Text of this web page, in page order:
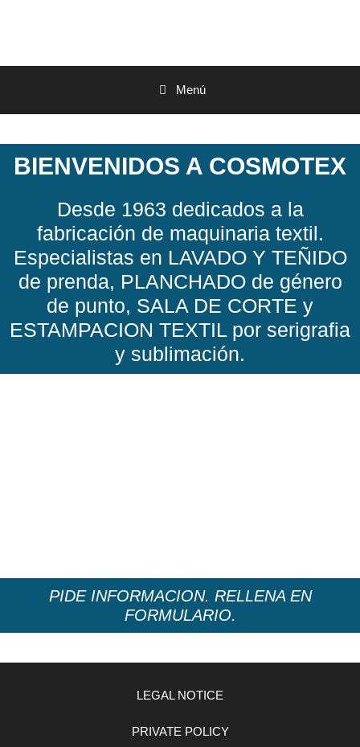
Menú
BIENVENIDOS A COSMOTEX
Desde 1963 dedicados a la
fabricación de maquinaria textil.
Especialistas en LAVADO Y TEÑIDO
de prenda, PLANCHADO de género
de punto, SALA DE CORTE y
ESTAMPACION TEXTIL por serigrafia
y sublimación.
PIDE INFORMACION. RELLENA EN
FORMULARIO.
LEGAL NOTICE
PRIVATE POLICY